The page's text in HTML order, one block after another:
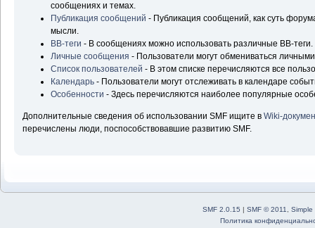
сообщениях и темах.
Публикация сообщений - Публикация сообщений, как суть
мысли.
BB-теги - В сообщениях можно использовать различные BB-теги.
Личные сообщения - Пользователи могут обмениваться
Список пользователей - В этом списке перечисляются все
Календарь - Пользователи могут отслеживать в календаре
Особенности - Здесь перечисляются наиболее популярные
Дополнительные сведения об использовании SMF ищите вWiki-
перечислены люди, поспособствовавшие развитию SMF.
SMF 2.0.15 | SMF © 2011, Simple
Политика